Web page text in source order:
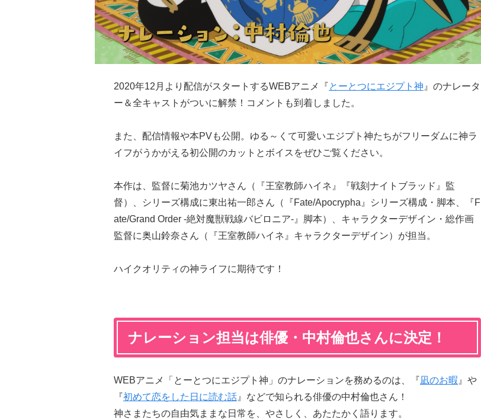
2020年12月より配信がスタートするWEBアニメ『とーとつにエジプト神 』のナレータ
ー＆全キャストがついに解禁！コメントも到着しました。
また、配信情報や本PVも公開。ゆる～くて可愛いエジプト神たちがフリーダムに神ラ
イフがうかがえる初公開のカットとボイスをぜひご覧ください。
本作は、監督に菊池カツヤさん（『王室教師ハイネ』『戦刻ナイトブラッド』監
督）、シリーズ構成に東出祐一郎さん（『Fate/Apocrypha』シリーズ構成・脚本、『F
ate/Grand Order -絶対魔獣戦線バビロニア-』脚本）、キャラクターデザイン・総作画
監督に奥山鈴奈さん（『王室教師ハイネ』キャラクターデザイン）が担当。
ハイクオリティの神ライフに期待です！
ナレーション担当は俳優・中村倫也さんに決定！
WEBアニメ「とーとつにエジプト神」のナレーションを務めるのは、『凪のお暇 』や
『初めて恋をした日に読む話 』などで知られる俳優の中村倫也さん！
神さまたちの自由気ままな日常を、やさしく、あたたかく語ります。